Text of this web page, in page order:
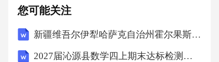
时间表，确保每个环节都能有序进行。（四）
风险控制对可能出现的风险进行评估和预测，
制定应对措施，确保活动的顺利进行。五、活
您可能关注
新疆维吾尔伊犁哈萨克自治州霍尔果斯市2027届数学四上期末调研模拟试题含解析
2027届沁源县数学四上期末达标检测试题含解析